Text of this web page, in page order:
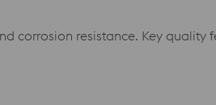
corrosion resistance. Key quality